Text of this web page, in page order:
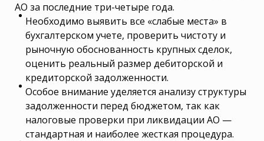
АО за последние три-четыре года.
Необходимо выявить все «слабые места» в
бухгалтерском учете, проверить чистоту и
рыночную обоснованность крупных сделок,
оценить реальный размер дебиторской и
кредиторской задолженности.
Особое внимание уделяется анализу структуры
задолженности перед бюджетом, так как
налоговые проверки при ликвидации АО —
стандартная и наиболее жесткая процедура.